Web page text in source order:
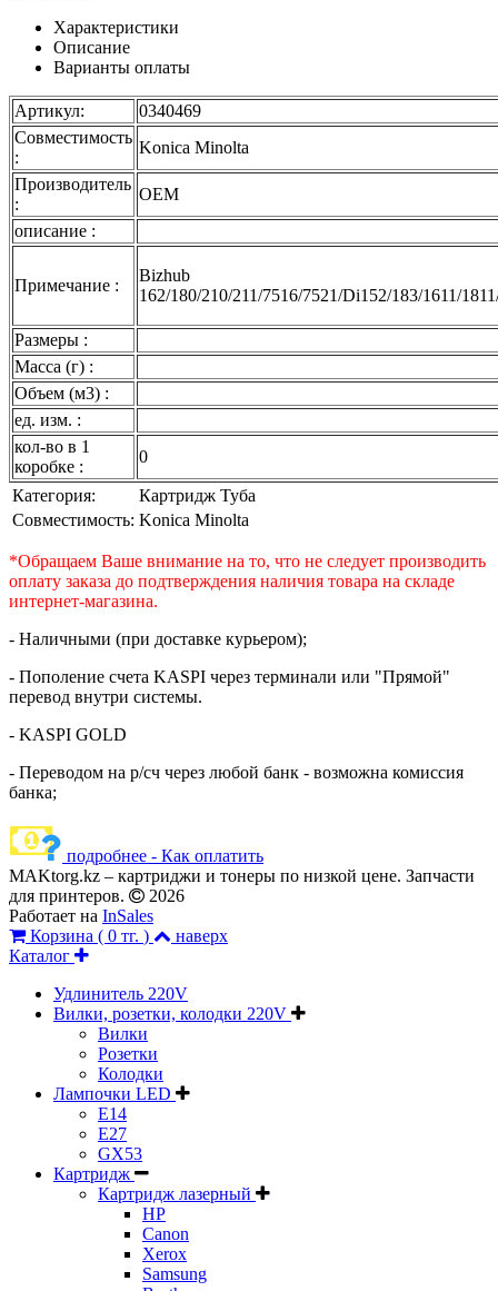
Характеристики
Описание
Варианты оплаты
Артикул:
0340469
Совместимость
:
Konica Minolta
Производитель
:
OEM
описание :
Примечание :
Bizhub
162/180/210/211/7516/7521/Di152/183/1611/
Размеры :
Масса (г) :
Объем (м3) :
ед. изм. :
кол-во в 1
коробке :
0
Категория:
Картридж Туба
Совместимость: Konica Minolta
*Обращаем Ваше внимание на то, что не следует производить
оплату заказа до подтверждения наличия товара на складе
интернет-магазина.
- Наличными (при доставке курьером);
- Пополение счета KASPI через терминали или "Прямой"
перевод внутри системы.
- KASPI GOLD
- Переводом на р/сч через любой банк - возможна комиссия
банка;
подробнее - Как оплатить
MAKtorg.kz – картриджи и тонеры по низкой цене. Запчасти
для принтеров.
2026
Работает на InSales
Корзина ( 0 тг. )
наверх
Каталог
Удлинитель 220V
Вилки, розетки, колодки 220V
Вилки
Розетки
Колодки
Лампочки LED
E14
E27
GX53
Картридж
Картридж лазерный
HP
Canon
Xerox
Samsung